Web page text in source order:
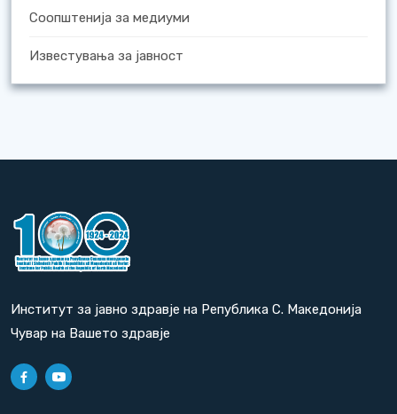
Соопштенија за медиуми
Известувања за јавност
Институт за јавно здравје на Република С. Македонија
Чувар на Вашето здравје